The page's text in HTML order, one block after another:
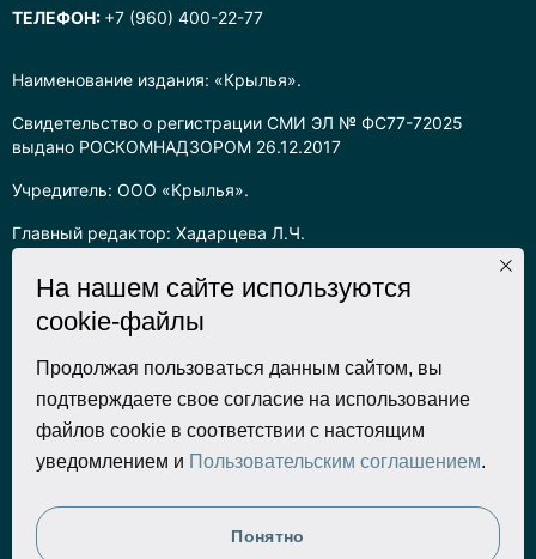
Наименование издания: «Крылья».
Свидетельство о регистрации СМИ ЭЛ № ФС77-72025
выдано РОСКОМНАДЗОРОМ 26.12.2017
Учредитель: ООО «Крылья».
Главный редактор: Хадарцева Л.Ч.
Информация на сайте предназначена для лиц старше 16 лет.
Все права на любые материалы, опубликованные на сайте,
защищены в соответствии с российским законодательством
об интеллектуальной собственности. Любое использование
текстовых, фото, аудио и видеоматериалов возможно только
с согласия правообладателя (ООО «Крылья») и при строгом
наличии ссылки на ресурс. Для сетевых ресурсов –
гиперссылка.
Разработка сайта
ТЕЛЕФОН: +7 (960) 400-22-77
На нашем сайте используются
cookie-файлы
Продолжая пользоваться данным сайтом, вы
подтверждаете свое согласие на использование
файлов cookie в соответствии с настоящим
уведомлением и Пользовательским соглашением.
Понятно